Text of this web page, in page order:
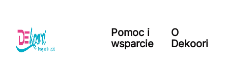
Pomoc i
wsparcie
O
Dekoori